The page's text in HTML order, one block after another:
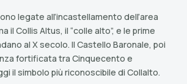
legate all’incastellamento dell’area
il Collis Altus, il “colle alto”, e le prime
al X secolo. Il Castello Baronale, poi
fortificata tra Cinquecento e
il simbolo più riconoscibile di Collalto.